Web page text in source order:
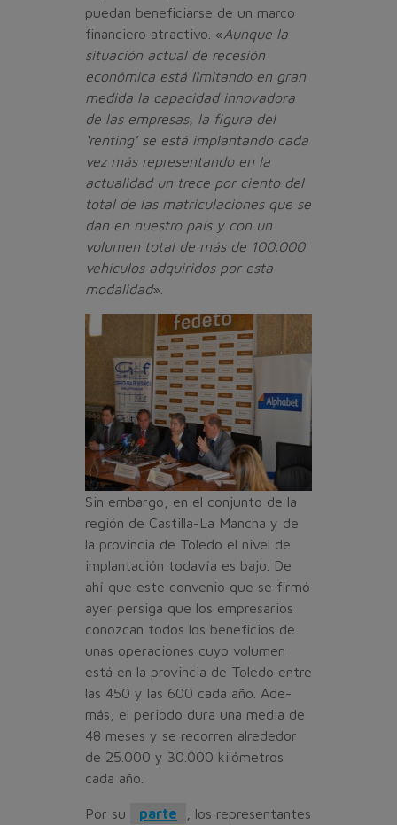
puedan beneficiarse de un marco
financiero atractivo. «Aunque la
situación actual de recesión
económica está limi­tando en gran
medida la capaci­dad innovadora
de las empre­sas, la figura del
‘renting’ se está implantando cada
vez más re­presentando en la
actualidad un trece por ciento del
total de las matriculaciones que se
dan en nuestro país y con un
volumen total de más de 100.000
vehícu­los adquiridos por esta
modali­dad».
Sin embargo, en el conjunto de la
región de Castilla-La Man­cha y de
la provincia de Toledo el nivel de
implantación todavía es bajo. De
ahí que este conve­nio que se firmó
ayer persiga que los empresarios
conozcan todos los beneficios de
unas operaciones cuyo volumen
está en la provincia de Toledo entre
las 450 y las 600 cada año. Ade­
más, el periodo dura una media de
48 meses y se recorren alre­dedor
de 25.000 y 30.000 kilóme­tros
cada año.
Por su parte
, los representan­tes